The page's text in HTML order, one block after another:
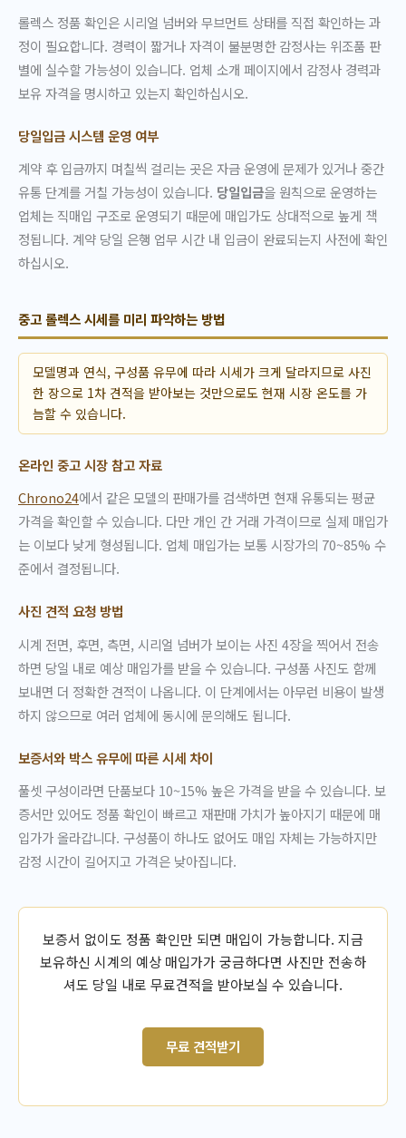
롤렉스 정품 확인은 시리얼 넘버와 무브먼트 상태를 직접 확인하는 과
정이 필요합니다. 경력이 짧거나 자격이 불분명한 감정사는 위조품 판
별에 실수할 가능성이 있습니다. 업체 소개 페이지에서 감정사 경력과
보유 자격을 명시하고 있는지 확인하십시오.
당일입금 시스템 운영 여부
계약 후 입금까지 며칠씩 걸리는 곳은 자금 운영에 문제가 있거나 중간
유통 단계를 거칠 가능성이 있습니다. 당일입금을 원칙으로 운영하는
업체는 직매입 구조로 운영되기 때문에 매입가도 상대적으로 높게 책
정됩니다. 계약 당일 은행 업무 시간 내 입금이 완료되는지 사전에 확인
하십시오.
중고 롤렉스 시세를 미리 파악하는 방법
모델명과 연식, 구성품 유무에 따라 시세가 크게 달라지므로 사진
한 장으로 1차 견적을 받아보는 것만으로도 현재 시장 온도를 가
늠할 수 있습니다.
온라인 중고 시장 참고 자료
Chrono24에서 같은 모델의 판매가를 검색하면 현재 유통되는 평균
가격을 확인할 수 있습니다. 다만 개인 간 거래 가격이므로 실제 매입가
는 이보다 낮게 형성됩니다. 업체 매입가는 보통 시장가의 70~85% 수
준에서 결정됩니다.
사진 견적 요청 방법
시계 전면, 후면, 측면, 시리얼 넘버가 보이는 사진 4장을 찍어서 전송
하면 당일 내로 예상 매입가를 받을 수 있습니다. 구성품 사진도 함께
보내면 더 정확한 견적이 나옵니다. 이 단계에서는 아무런 비용이 발생
하지 않으므로 여러 업체에 동시에 문의해도 됩니다.
보증서와 박스 유무에 따른 시세 차이
풀셋 구성이라면 단품보다 10~15% 높은 가격을 받을 수 있습니다. 보
증서만 있어도 정품 확인이 빠르고 재판매 가치가 높아지기 때문에 매
입가가 올라갑니다. 구성품이 하나도 없어도 매입 자체는 가능하지만
감정 시간이 길어지고 가격은 낮아집니다.
보증서 없이도 정품 확인만 되면 매입이 가능합니다. 지금
보유하신 시계의 예상 매입가가 궁금하다면 사진만 전송하
셔도 당일 내로 무료견적을 받아보실 수 있습니다.
무료 견적받기